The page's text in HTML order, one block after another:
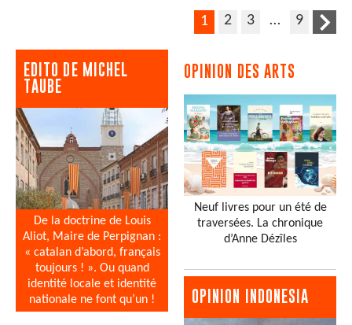
1 2 3 … 9
EDITO DE MICHEL
TAUBE
De la doctrine de Louis
Aliot, Maire de Perpignan :
« catalan d’abord, français
toujours ! ». Ou quand
identité locale et identité
nationale ne font qu’un !
OPINION DES ARTS
Neuf livres pour un été de
traversées. La chronique
d’Anne Dézîles
OPINION INDONESIA